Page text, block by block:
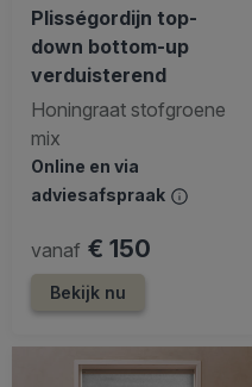
Plisségordijn top-
down bottom-up
verduisterend
Honingraat stofgroene
mix
Online en via
adviesafspraak
vanaf € 150
Bekijk nu